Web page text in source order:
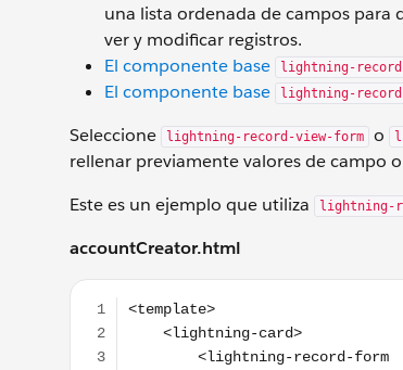
una lista ordenada de campos para
ver y modificar registros.
El componente base
lightning-
El componente base
lightning-
Seleccione
lightning-record-view-form o
rellenar previamente valores de campo
Este es un ejemplo que utiliza
lightning-
accountCreator.html
<template> <lightning-card>